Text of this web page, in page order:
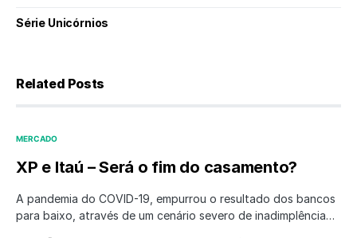
Série Unicórnios
Related Posts
MERCADO
XP e Itaú – Será o fim do casamento?
A pandemia do COVID-19, empurrou o resultado dos bancos
para baixo, através de um cenário severo de inadimplência…